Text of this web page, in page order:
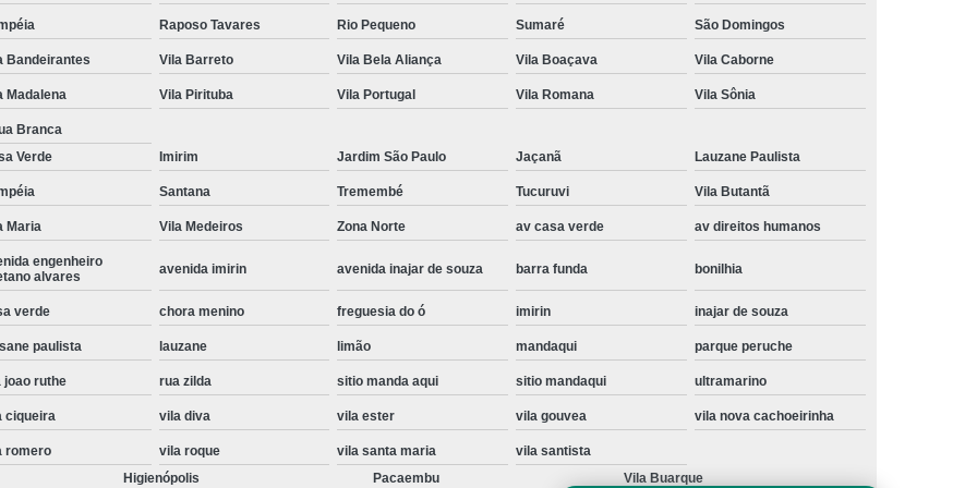
Instalação de Maquina de Lavar Roupa
Instalação de Maquina de Lavar Samsung
Instalação Eletrica Maquina de Lavar Roupa
Instalação Maquina de Lavar Roupa
Instalação Maquina de Lavar Samsung
Instalação Maquina Lavar e Seca
Instalar Maquina Lavar Roupa
Maquina de Lavar Roupa Instalação
Samsung Instalação Maquina de Lavar
Instalação de Lava e Seca
Instalação Maquina Lava e Seca
Instalação Maquina Lava e Seca Samsung
Instalação Samsung Lava e Seca
Lava e Seca Instalação
Lava e Seca Samsung Instalação
Samsung Instalação Lava e Seca
Manutenção de Fogão
Manutenção de Fogão a Gas
Manutenção de Fogão Cooktop
Manutenção de Fogão Electrolux
Manutenção em Fogão
Raposo Tavares Rio Pequeno Sumaré São Domingos
Bandeirantes Vila Barreto Vila Bela Aliança Vila Boaçava Vila Caborne
Madalena Vila Pirituba Vila Portugal Vila Romana Vila Sônia
Branca
Verde Imirim Jardim São Paulo Jaçanã Lauzane Paulista
Santana Tremembé Tucuruvi Vila Butantã
Maria Vila Medeiros Zona Norte av casa verde av direitos humanos
engenheiro
alvares
avenida imirin avenida inajar de souza barra funda bonilhia
verde chora menino freguesia do ó imirin inajar de souza
paulista lauzane limão mandaqui parque peruche
joao ruthe rua zilda sitio manda aqui sitio mandaqui ultramarino
ciqueira vila diva vila ester vila gouvea vila nova cachoeirinha
romero vila roque vila santa maria
vila santista
Higienópolis Pacaembu Vila Buarque